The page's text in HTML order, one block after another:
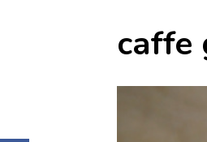
caffe